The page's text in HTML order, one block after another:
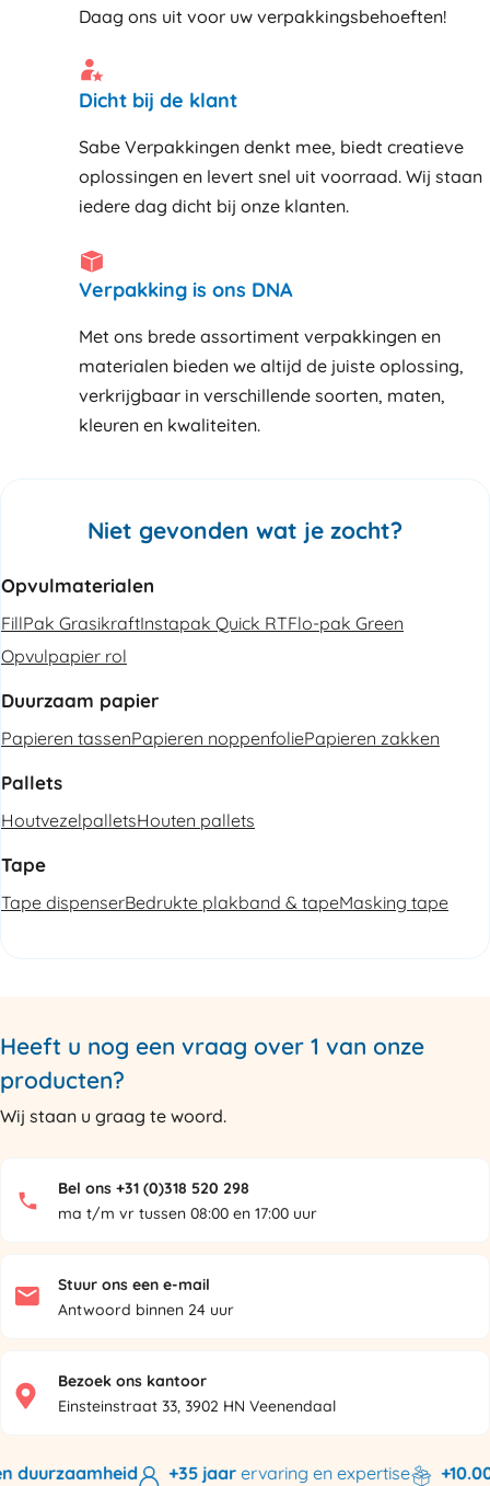
Daag ons uit voor uw verpakkingsbehoeften!
Dicht bij de klant
Sabe Verpakkingen denkt mee, biedt creatieve
oplossingen en levert snel uit voorraad. Wij staan
iedere dag dicht bij onze klanten
Verpakking is ons DNA
Met ons brede assortiment verpakkingen en
materialen bieden we altijd de juiste oplossing,
verkrijgbaar in verschillende soorten, maten,
kleuren en kwaliteiten.
Niet gevonden wat je zocht?
Opvulmaterialen
FillPak GrasikraftInstapak Quick RTFlo-pak Green
Opvulpapier rol
Duurzaam papier
Papieren tassenPapieren noppenfoliePapieren zakken
Pallets
HoutvezelpalletsHouten pallets
Tape
Tape dispenserBedrukte plakband & tapeMasking tape
Heeft u nog een vraag over 1 van onze
producten?
Wij staan u graag te woord.
Bel ons +31 (0)318 520 298
ma t/m vr tussen 08:00 en 17:00 uur
Stuur ons een e-mail
Antwoord binnen 24 uur
Bezoek ons kantoor
Einsteinstraat 33, 3902 HN Veenendaal
+35 jaarervaring en expertise